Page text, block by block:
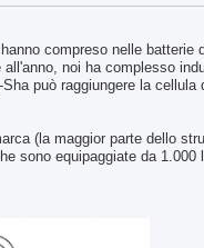
compreso nelle batterie
noi ha complesso
può raggiungere la cellula
(la maggior parte dello
sono equipaggiate da 1.000